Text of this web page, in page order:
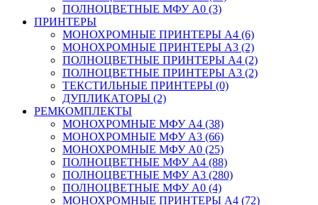
ПОЛНОЦВЕТНЫЕ МФУ А0 (3)
ПРИНТЕРЫ
МОНОХРОМНЫЕ ПРИНТЕРЫ А4 (6)
МОНОХРОМНЫЕ ПРИНТЕРЫ А3 (2)
ПОЛНОЦВЕТНЫЕ ПРИНТЕРЫ А4 (2)
ПОЛНОЦВЕТНЫЕ ПРИНТЕРЫ А3 (2)
ТЕКСТИЛЬНЫЕ ПРИНТЕРЫ (0)
ДУПЛИКАТОРЫ (2)
РЕМКОМПЛЕКТЫ
МОНОХРОМНЫЕ МФУ А4 (38)
МОНОХРОМНЫЕ МФУ А3 (66)
МОНОХРОМНЫЕ МФУ А0 (25)
ПОЛНОЦВЕТНЫЕ МФУ А4 (88)
ПОЛНОЦВЕТНЫЕ МФУ А3 (280)
ПОЛНОЦВЕТНЫЕ МФУ А0 (4)
МОНОХРОМНЫЕ ПРИНТЕРЫ А4 (72)